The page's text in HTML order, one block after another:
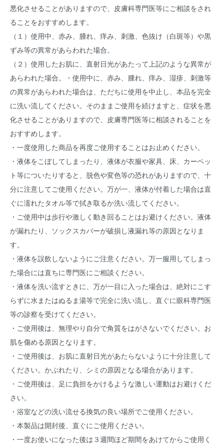
悪化させることがありますので、皮膚科専門医等にご相談をされ
ることをおすすめします。
（１）使用中、赤み、腫れ、痒み、刺激、色抜け（白斑等）や黒
ずみ等の異常があらわれた場合。
（２）使用したお肌に、直射日光があたって上記のような異常が
あらわれた場合。・使用中に、赤み、腫れ、痒み、湿疹、刺激等
の異常があらわれた場合は、ただちに使用を中止し、本品を完全
に洗い流してください。そのままご使用を続けますと、症状を悪
化させることがありますので、皮膚専門医等に相談されることを
おすすめします。
・一度使用した商品を再度ご使用することはお止めください。
・液体をこぼしてしまったり、液体が衣服や家具、床、カーペッ
ト等についたりすると、脱色や変色等の恐れがありますので、十
分に注意してご使用ください。万が一、液体が付着した場合は直
ぐに濡れたタオル等で拭き取るか洗い流してください。
・ご使用中は歩行や激しく動き回ることはお避けください。液体
が漏れたり、ソックスカバーが破損し液漏れ等の原因となりま
す。
・液体を誤飲しないようにご注意ください。万一服用してしまっ
た場合には直ちに専門医にご相談ください。
・液体を洗い流すときに、万が一目に入った場合は、絶対にこす
らずに水またはぬるま湯等で完全に洗い流し、直ぐに眼科専門医
等の診察を受けてください。
・ご使用後は、無理やり自分で角質をはがさないでください。お
肌を傷める原因となります。
・ご使用後は、お肌に直射日光があたらないように十分注意して
ください。かぶれたり、シミの原因となる場合があります。
・ご使用後は、足に負担をかけるような激しい運動はお避けくだ
さい。
・浴室などの洗い流せる換気の良い場所でご使用ください。
・本製品は開封後、直ぐにご使用ください。
・一度お使いになった後は３週間ほど期間をあけてからご使用く